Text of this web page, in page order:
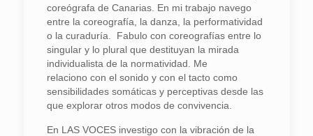
coreógrafa de Canarias. En mi trabajo navego
entre la coreografía, la danza, la performatividad
o la curaduría.
Fabulo con coreografías entre lo
singular y lo plural que destituyan la mirada
individualista de la normatividad. Me
relaciono con el sonido y con el tacto como
sensibilidades somáticas y perceptivas desde las
que explorar otros modos de convivencia.
En LAS VOCES investigo con la vibración de la